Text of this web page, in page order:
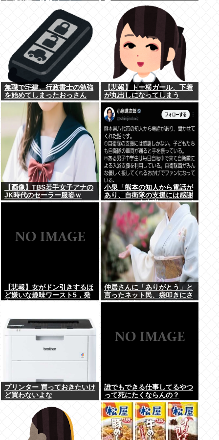
無職で宅建、行政書士の勉強
を始めてしまったおっさん
【悲報】トー横ガール、下着
が丸出しになってしまう
www
【画像】TBS若手女子アナの
JK時代のセーラー服姿ｗ
小泉「熊本の知人から電話が
あり、自衛隊の支援には感謝
しかない、自衛隊のファンが
増えてるとのこと 」
【悲報】女がドン引きするほ
ど嫌いな趣味ワースト5，発
仲居さんに「ありがとう」と
言ったネット民、袋叩きにさ
れてしまう…
プリンター 買っておきたいけ
ど買わないよな
誰でもできる仕事してるやつ
って死にたくならんの？